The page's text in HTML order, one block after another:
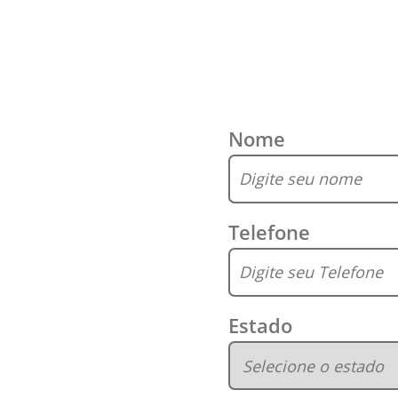
Nome
Telefone
Estado